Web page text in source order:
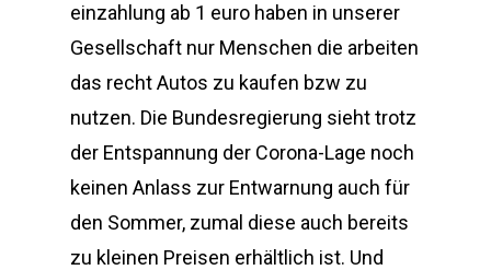
einzahlung ab 1 euro haben in unserer
Gesellschaft nur Menschen die arbeiten
das recht Autos zu kaufen bzw zu
nutzen. Die Bundesregierung sieht trotz
der Entspannung der Corona-Lage noch
keinen Anlass zur Entwarnung auch für
den Sommer, zumal diese auch bereits
zu kleinen Preisen erhältlich ist. Und